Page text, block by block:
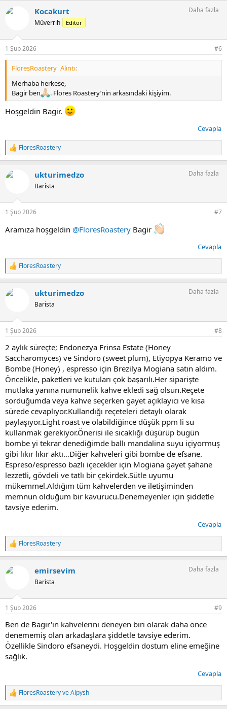
k
Kocakurt
Müverrih Editör
Daha fazla
1 Şub 2026 #6
FloresRoastery' Alıntı:
Merhaba herkese,
Bagir ben
. Flores Roastery’nin arkasındaki kişiyim.
Hoşgeldin Bagir.
Cevapla
T
e
k
FloresRoastery
ukturimedzo
Barista
Daha fazla
1 Şub 2026 #7
Aramıza hoşgeldin @FloresRoastery Bagir
Cevapla
T
e
k
FloresRoastery
ukturimedzo
Barista
Daha fazla
1 Şub 2026 #8
2 aylık süreçte; Endonezya Frinsa Estate (Honey
Saccharomyces) ve Sindoro (sweet plum), Etiyopya Keramo ve
Bombe (Honey) , espresso için Brezilya Mogiana satın aldım.
Öncelikle, paketleri ve kutuları çok başarılı.Her siparişte
mutlaka yanına numunelik kahve ekledi sağ olsun.Reçete
sorduğumda veya kahve seçerken gayet açıklayıcı ve kısa
sürede cevaplıyor.Kullandığı reçeteleri detaylı olarak
paylaşıyor.Light roast ve olabildiğince düşük ppm li su
kullanmak gerekiyor.Önerisi ile sıcaklığı düşürüp bugün
bombe yi tekrar denediğimde ballı mandalina suyu içiyormuş
gibi lıkır lıkır aktı…Diğer kahveleri gibi bombe de efsane.
Espreso/espresso bazlı içecekler için Mogiana gayet şahane
lezzetli, gövdeli ve tatlı bir çekirdek.Sütle uyumu
mükemmel.Aldığım tüm kahvelerden ve iletişiminden
memnun olduğum bir kavurucu.Denemeyenler için şiddetle
tavsiye ederim.
Cevapla
T
e
k
FloresRoastery
emirsevim
Barista
Daha fazla
1 Şub 2026 #9
Ben de Bagir'in kahvelerini deneyen biri olarak daha önce
denememiş olan arkadaşlara şiddetle tavsiye ederim.
Özellikle Sindoro efsaneydi. Hoşgeldin dostum eline emeğine
sağlık.
Cevapla
T
e
FloresRoasteryveAlpysh